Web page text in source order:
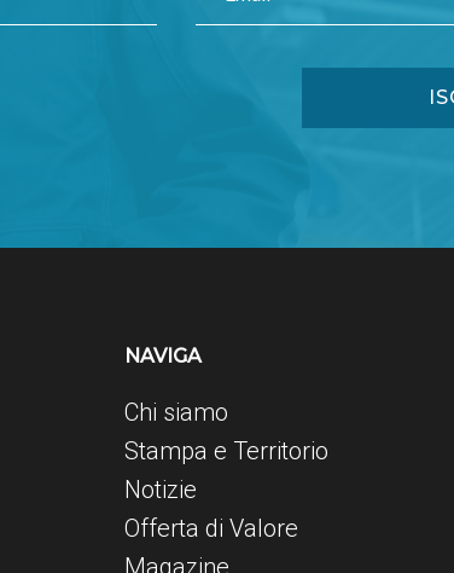
NAVIGA
Chi siamo
Stampa e Territorio
Notizie
Offerta di Valore
Magazine